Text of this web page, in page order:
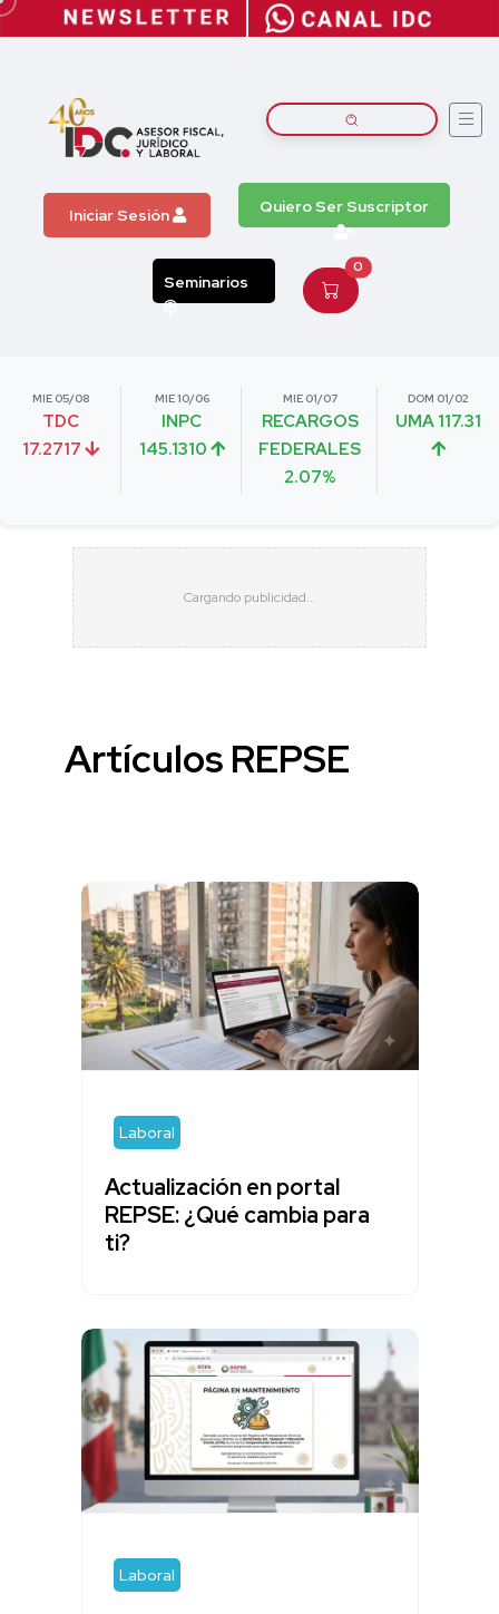
Iniciar Sesión Quiero Ser Suscriptor
Seminarios
0
MIE 05/08
TDC
17.2717
MIE 10/06
INPC
145.1310
MIE 01/07
RECARGOS
FEDERALES
2.07%
DOM 01/02
UMA 117.31
Artículos REPSE
Laboral
Actualización en portal
REPSE: ¿Qué cambia para
ti?
Laboral